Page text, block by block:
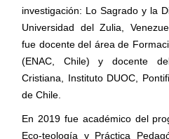
investigación: Lo Sagrado y la
Universidad del Zulia,
fue docente del área de
(ENAC, Chile) y docente
Cristiana, Instituto DUOC,
de Chile.
En 2019 fue académico del
Eco-teología y Práctica